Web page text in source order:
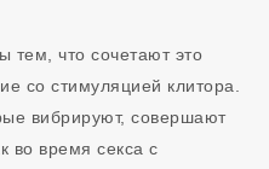
тем, что сочетают это
со стимуляцией клитора.
вибрируют, совершают
во время секса с